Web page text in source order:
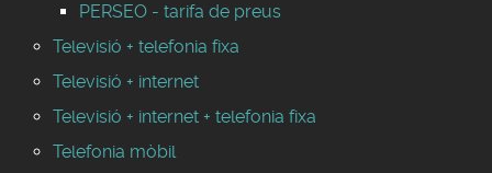
PERSEO - tarifa de preus
Televisió + telefonia fixa
Televisió + internet
Televisió + internet + telefonia fixa
Telefonia mòbil